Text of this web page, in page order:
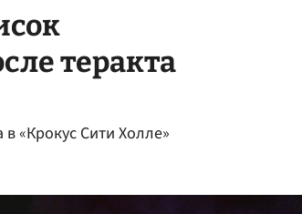
теракта
«Крокус Сити Холле»